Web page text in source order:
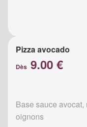
Pizza avocado
Dès 9.00 €
Base sauce
oignons